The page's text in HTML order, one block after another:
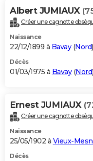
Albert JUMIAUX
Créer une cagnotte
Naissance
22/12/1899 à Bavay(Nord)
Décès
01/03/1975 à Bavay(Nord)
Ernest JUMIAUX
Créer une cagnotte
Naissance
25/05/1902 à Vieux-
Décès